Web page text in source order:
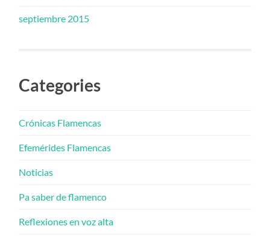
septiembre 2015
Categories
Crónicas Flamencas
Efemérides Flamencas
Noticias
Pa saber de flamenco
Reflexiones en voz alta